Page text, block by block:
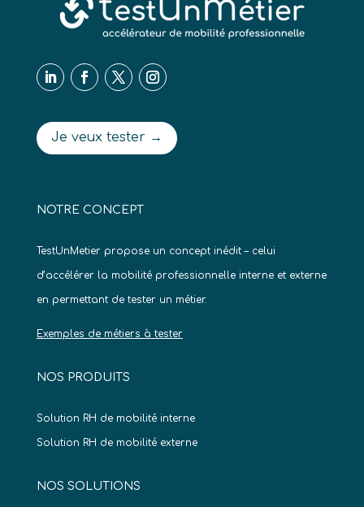
Je veux tester →
NOTRE CONCEPT
TestUnMetier propose un concept inédit – celui
d’accélérer la mobilité professionnelle interne et externe
en permettant de tester un métier.
Exemples de métiers à tester
NOS PRODUITS
Solution RH de mobilité interne
Solution RH de mobilité externe
NOS SOLUTIONS